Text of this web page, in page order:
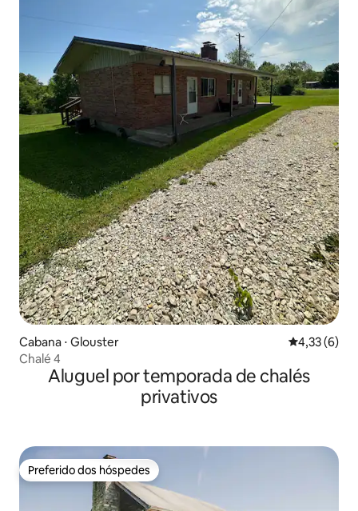
Cabana ⋅ Glouster 4,33 de
4,33 (6)
Chalé 4
Aluguel por temporada de chalés
privativos
Preferido dos hóspedes
Preferido dos hóspedes